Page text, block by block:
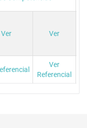
Ver Ver
Ver
Referencial